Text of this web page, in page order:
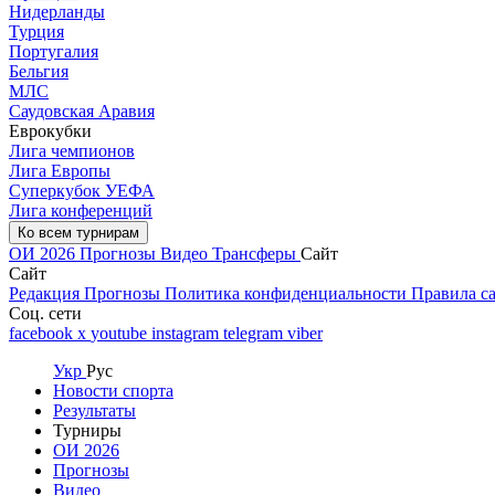
Нидерланды
Турция
Португалия
Бельгия
МЛС
Саудовская Аравия
Еврокубки
Лига чемпионов
Лига Европы
Суперкубок УЕФА
Лига конференций
Ко всем турнирам
ОИ 2026 Прогнозы Видео Трансферы Сайт
Сайт
Редакция Прогнозы Политика конфиденциальности Правила
Соц. сети
facebook x youtube instagram telegram viber
Укр Рус
Новости спорта
Результаты
Турниры
ОИ 2026
Прогнозы
Видео